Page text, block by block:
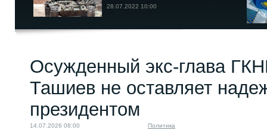
28.07.2022 10:00
Осужденный экс-глава
Ташиев не оставляет
президентом
14.07.2026 08:00 Политика